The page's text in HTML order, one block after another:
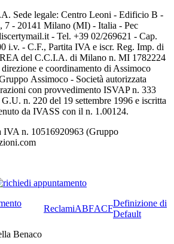
Sede legale: Centro Leoni - Edificio B -
7 - 20141 Milano (MI) - Italia - Pec
- Tel. +39 02/269621 - Cap.
i.v. - C.F., Partita IVA e iscr. Reg. Imp. di
del C.C.I.A. di Milano n. MI 1782224
e coordinamento di Assimoco
Assimoco - Società autorizzata
con provvedimento ISVAP n. 333
n. 220 del 19 settembre 1996 e iscritta
da IVASS con il n. 1.00124.
IVA n. 10516920963 (Gruppo
ReclamiABFACF
Definizione di
Default